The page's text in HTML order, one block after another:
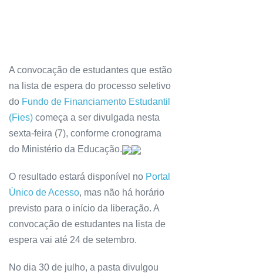
A convocação de estudantes que estão
na lista de espera do processo seletivo
do Fundo de Financiamento Estudantil
(Fies) começa a ser divulgada nesta
sexta-feira (7), conforme cronograma
do Ministério da Educação.
O resultado estará disponível no Portal
Único de Acesso, mas não há horário
previsto para o início da liberação. A
convocação de estudantes na lista de
espera vai até 24 de setembro.
No dia 30 de julho, a pasta divulgou